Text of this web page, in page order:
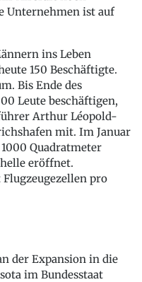
Unternehmen ist auf
ins Leben
150 Beschäftigte.
Bis Ende des
Leute beschäftigen,
Arthur Léopold-
mit. Im Januar
Quadratmeter
eröffnet.
pro
der Expansion in die
im Bundesstaat